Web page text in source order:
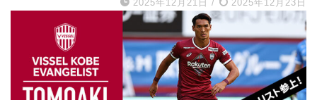
2025年12月21日 / 2025年12月23日